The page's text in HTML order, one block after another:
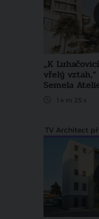
„K
vřelý
Semela
14 m 25 s
TV Architect